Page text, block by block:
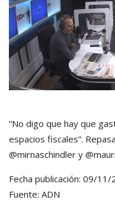
“No digo que hay que
espacios fiscales”.
@mirnaschindler y
Fecha publicación: 09/11/
Fuente: ADN